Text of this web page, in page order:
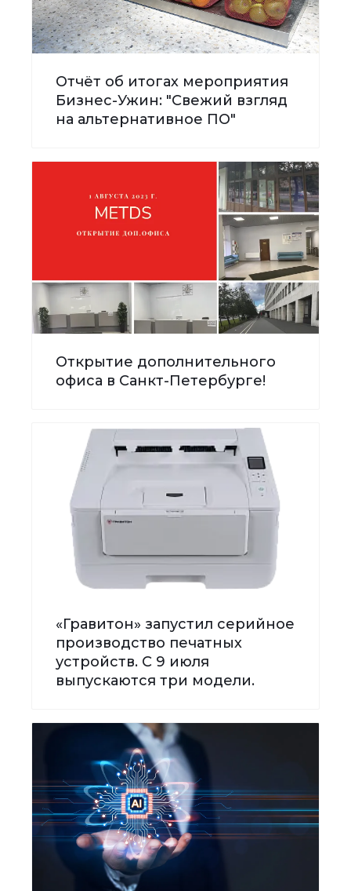
Отчёт об итогах мероприятия
Бизнес-Ужин: "Свежий взгляд
на альтернативное ПО"
Открытие дополнительного
офиса в Санкт-Петербурге!
«Гравитон» запустил серийное
производство печатных
устройств. С 9 июля
выпускаются три модели.